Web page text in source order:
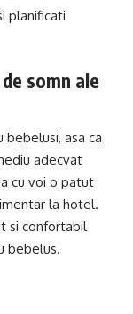
planificati
somn ale
asa ca
adecvat
cu voi o patut
la hotel.
si confortabil
bebelus.